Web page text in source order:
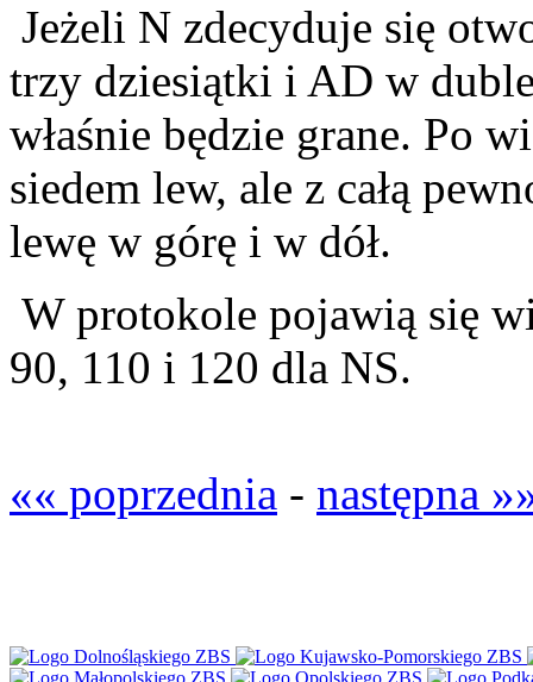
Jeżeli N zdecyduje się
trzy dziesiątki i AD w
właśnie będzie grane. Po
siedem lew, ale z całą
lewę w górę i w dół.
W protokole pojawią się
90, 110 i 120 dla NS.
«« poprzednia - następna